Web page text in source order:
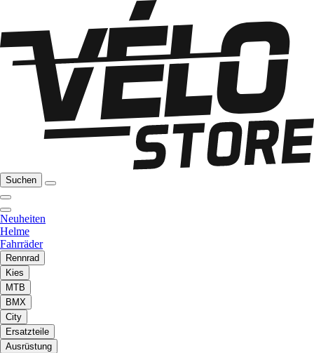
Suchen
Neuheiten
Helme
Fahrräder
Rennrad
Kies
MTB
BMX
City
Ersatzteile
Ausrüstung